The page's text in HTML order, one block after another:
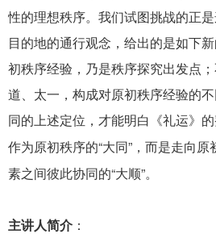
性的理想秩序。我们试图挑战的正
目的地的通行观念，给出的是如下
初秩序经验，乃是秩序探究出发点
道、太一，构成对原初秩序经验的
同的上述定位，才能明白《礼运》
作为原初秩序的“大同” ，而是走向
素之间彼此协同的“大顺”。
主讲人简介 ：